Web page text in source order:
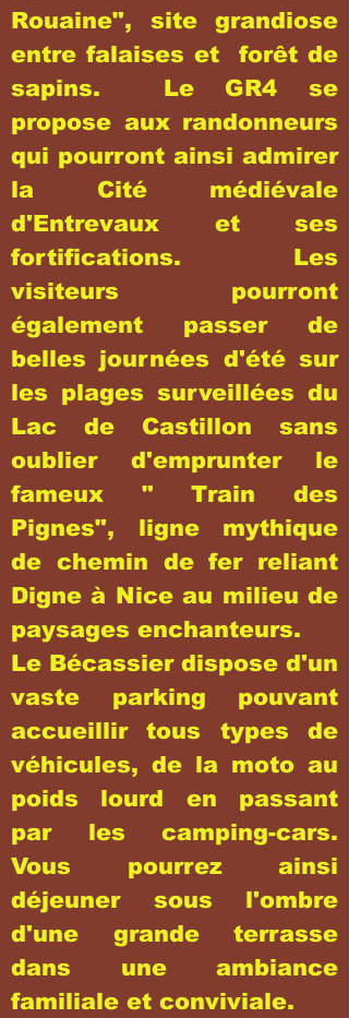
Rouaine", site grandiose
entre falaises et forêt de
sapins. Le GR4 se
propose aux randonneurs
qui pourront ainsi admirer
la Cité médiévale
d'Entrevaux et ses
fortifications. Les
visiteurs pourront
également passer de
belles journées d'été sur
les plages surveillées du
Lac de Castillon sans
oublier d'emprunter le
fameux " Train des
Pignes", ligne mythique
de chemin de fer reliant
Digne à Nice au milieu de
paysages enchanteurs.
Le Bécassier dispose d'un
vaste parking pouvant
accueillir tous types de
véhicules, de la moto au
poids lourd en passant
par les camping-cars.
Vous pourrez ainsi
déjeuner sous l'ombre
d'une grande terrasse
dans une ambiance
familiale et conviviale.